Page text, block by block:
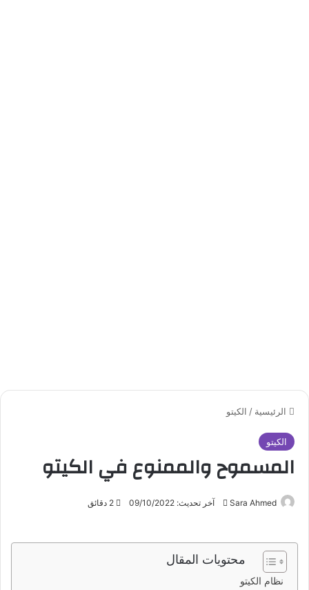
الرئيسية / الكيتو
الكيتو
المسموح والممنوع في الكيتو
Sara Ahmed
ب
آخر تحديث: 09/10/2022
محتويات المقال
نظام الكيتو